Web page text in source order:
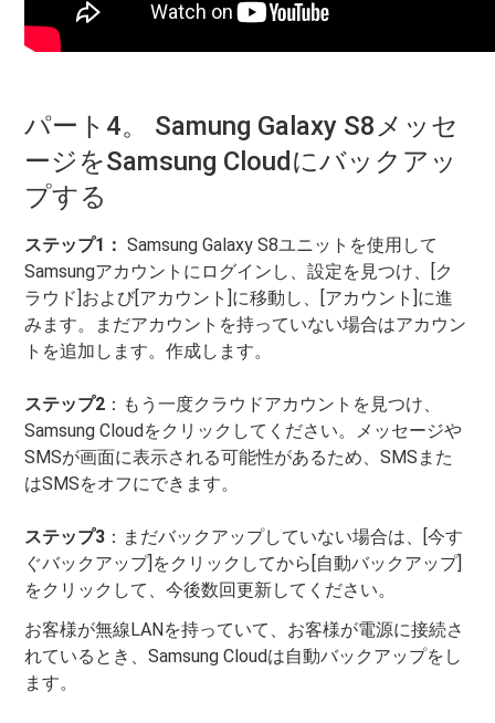
パート4。 Samung Galaxy S8メッセ
ージをSamsung Cloudにバックアッ
プする
ステップ1： Samsung Galaxy S8ユニットを使用して
Samsungアカウントにログインし、設定を見つけ、[ク
ラウド]および[アカウント]に移動し、[アカウント]に進
みます。まだアカウントを持っていない場合はアカウン
トを追加します。作成します。
ステップ2 ：もう一度クラウドアカウントを見つけ、
Samsung Cloudをクリックしてください。メッセージや
SMSが画面に表示される可能性があるため、SMSまた
はSMSをオフにできます。
ステップ3 ：まだバックアップしていない場合は、[今す
ぐバックアップ]をクリックしてから[自動バックアップ]
をクリックして、今後数回更新してください。
お客様が無線LANを持っていて、お客様が電源に接続さ
れているとき、Samsung Cloudは自動バックアップをし
ます。